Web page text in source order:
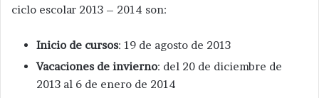
ciclo escolar 2013 – 2014 son:
Inicio de cursos: 19 de agosto de 2013
Vacaciones de invierno: del 20 de diciembre de
2013 al 6 de enero de 2014